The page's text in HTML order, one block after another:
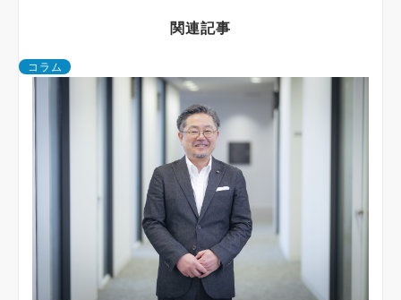
関連記事
コラム